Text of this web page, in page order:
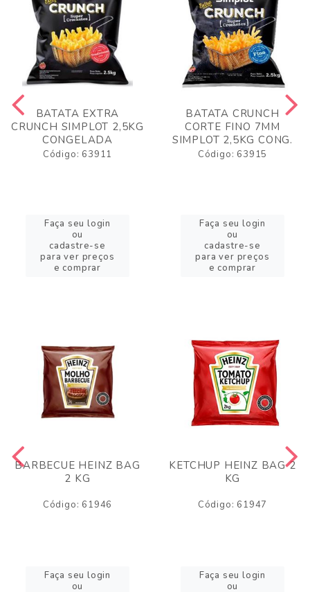
BATATA EXTRA
CRUNCH SIMPLOT 2,5KG
CONGELADA
Código: 63911
Faça seu login
ou
cadastre-se
para ver preços
e comprar
BATATA CRUNCH
CORTE FINO 7MM
SIMPLOT 2,5KG CONG.
Código: 63915
Faça seu login
ou
cadastre-se
para ver preços
e comprar
BARBECUE HEINZ BAG
2 KG
Código: 61946
Faça seu login
ou
KETCHUP HEINZ BAG 2
KG
Código: 61947
Faça seu login
ou